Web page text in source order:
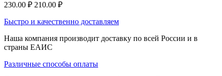
230.00 ₽ 210.00 ₽
Быстро и качественно доставляем
Наша компания производит доставку по всей России и в
страны ЕАИС
Различные способы оплаты